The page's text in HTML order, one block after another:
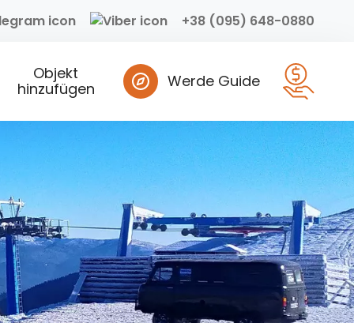
+38 (095) 648-0880
Objekt
hinzufügen
Werde Guide